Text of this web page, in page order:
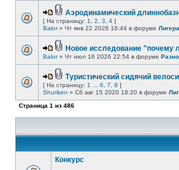
Аэродинамический
[ На страницу: 1 2 3 4 ]
Balor» Чт янв 22 2026 16:44 в форуме
Новое исследование "почему
Balor» Чт июл 16 2026 22:54 в форуме
Туристический сидячий
[ На страницу: 1 6 7 8 ]
Shuriken » Сб авг 15 2020 18:20 в форуме
Страница 1 из 486
Конкурс